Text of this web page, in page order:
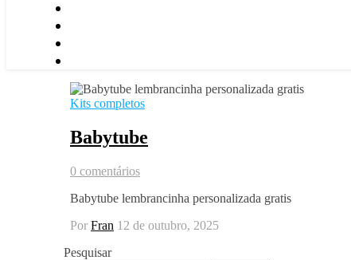
Kits completos
Babytube
0 comentários
Babytube lembrancinha personalizada gratis
Por Fran 12 de outubro, 2025
Pesquisar